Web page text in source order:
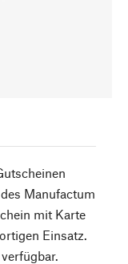
Manufactum
mit Karte
Einsatz.